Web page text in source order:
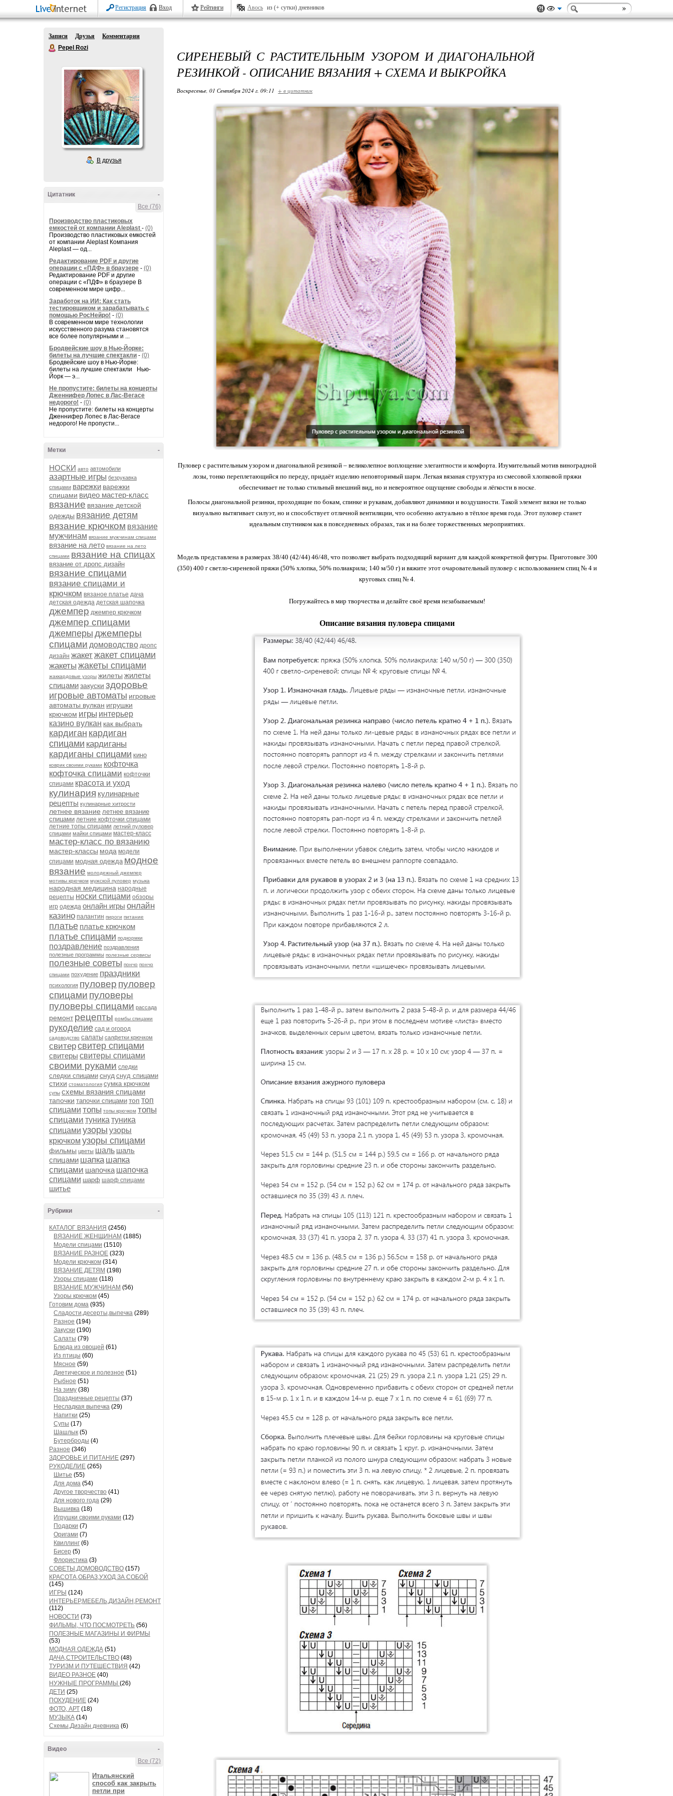
Регистрация Вход Рейтинги Авось из (+ сутки) дневников
Записи Друзья
Комментарии
Pepel Rozi
В друзья
-
Цитатник
Все (76)
Производство пластиковых
емкостей от компании Aleplast - (0)
Производство пластиковых емкостей
от компании Aleplast Компания
Aleplast — од...
Редактирование PDF и другие
операции с «ПДФ» в браузере - (0)
Редактирование PDF и другие
операции с «ПДФ» в браузере В
современном мире цифр...
Заработок на ИИ: Как стать
тестировщиком и зарабатывать с
помощью РосНейро! - (0)
В современном мире технологии
искусственного разума становятся
все более популярными и ...
Бродвейские шоу в Нью-Йорке:
билеты на лучшие спектакли - (0)
Бродвейские шоу в Нью-Йорке:
билеты на лучшие спектакли Нью-
Йорк — э...
Не пропустите: билеты на концерты
Дженнифер Лопес в Лас-Вегасе
недорого! - (0)
Не пропустите: билеты на концерты
Дженнифер Лопес в Лас-Вегасе
недорого! Не пропусти...
-
Метки
НОСКИ авто автомобили
азартные игры безрукавка
спицами варежки варежки
спицами видео мастер-класс
вязание вязание детской
одежды вязание детям
вязание крючком вязание
мужчинам вязание мужчинам спицами
вязание на лето вязание на лето
спицами вязание на спицах
вязание от дропс дизайн
вязание спицами
вязание спицами и
крючком вязаное платье дача
детская одежда детская шапочка
джемпер джемпер крючком
джемпер спицами
джемперы джемперы
спицами домоводство дропс
дизайн жакетжакет спицами
жакеты жакеты спицами
жаккардовые узоры жилеты жилеты
спицамизакуски здоровье
игровые автоматы игровые
автоматы вулкан игрушки
крючком игры интерьер
казино вулкан как выбрать
кардиган кардиган
спицами кардиганы
кардиганы спицами кино
коврик своими руками кофточка
кофточка спицами кофточки
спицами красота и уход
кулинария кулинарные
рецепты кулинарные хитрости
летнее вязание летнее вязание
спицами летние кофточки спицами
летние топы спицами летний пуловер
спицами майки спицами мастер-класс
мастер-класс по вязанию
мастер-классы мода модели
спицами модная одежда модное
вязание молодежный джемпер
мотивы крючком мужской пуловер музыка
народная медицина народные
рецепты носки спицами обзоры
игр одежда онлайн игры онлайн
казино палантин пироги питание
платье платье крючком
платье спицами подкормки
поздравление поздравления
полезные программы полезные сервисы
полезные советы пончо пончо
спицами похудение праздники
психология пуловер пуловер
спицами пуловеры
пуловеры спицами рассада
ремонт рецепты ромбы спицами
рукоделие сад и огород
садоводство салаты салфетки крючком
свитерсвитер спицами
свитеры свитеры спицами
своими руками следки
следки спицами снуд снуд спицами
стихи стоматология сумка крючком
супы схемы вязания спицами
тапочки тапочки спицами топ топ
спицами топы топы крючком топы
спицами туника туника
спицами узоры узоры
крючком узоры спицами
фильмы цветы шаль шаль
спицами шапка шапка
спицами шапочка шапочка
спицами шарф шарф спицами
шитье
-
Рубрики
КАТАЛОГ ВЯЗАНИЯ (2456)
ВЯЗАНИЕ ЖЕНЩИНАМ (1885)
Модели спицами (1510)
ВЯЗАНИЕ РАЗНОЕ (323)
Модели крючком (314)
ВЯЗАНИЕ ДЕТЯМ (198)
Узоры спицами (118)
ВЯЗАНИЕ МУЖЧИНАМ (56)
Узоры крючком (45)
Готовим дома (935)
Сладости,десерты,выпечка (289)
Разное (194)
Закуски (190)
Салаты (79)
Блюда из овощей (61)
Из птицы (60)
Мясное (59)
Диетическое и полезное (51)
Рыбное (51)
На зиму (38)
Праздничные рецепты (37)
Несладкая выпечка (29)
Напитки (25)
Супы (17)
Шашлык (5)
Бутерброды (4)
Разное (346)
ЗДОРОВЬЕ И ПИТАНИЕ (297)
РУКОДЕЛИЕ (265)
Шитье (55)
Для дома (54)
Другое творчество (41)
Для нового года (29)
Вышивка (18)
Игрушки своими руками (12)
Подарки (7)
Оригами (7)
Квиллинг (6)
Бисер (5)
Флористика (3)
СОВЕТЫ,ДОМОВОДСТВО (157)
КРАСОТА,ОБРАЗ,УХОД ЗА СОБОЙ
(145)
ИГРЫ (124)
ИНТЕРЬЕР,МЕБЕЛЬ,ДИЗАЙН,РЕМОНТ
(112)
НОВОСТИ (73)
ФИЛЬМЫ, ЧТО ПОСМОТРЕТЬ (56)
ПОЛЕЗНЫЕ МАГАЗИНЫ И ФИРМЫ
(53)
МОДНАЯ ОДЕЖДА (51)
ДАЧА,СТРОИТЕЛЬСТВО (48)
ТУРИЗМ И ПУТЕШЕСТВИЯ (42)
ВИДЕО РАЗНОЕ (40)
НУЖНЫЕ ПРОГРАММЫ (26)
ДЕТИ (25)
ПОХУДЕНИЕ (24)
ФОТО, АРТ (18)
МУЗЫКА (14)
Схемы,Дизайн дневника (6)
-
Видео
Все (72)
Итальянский
способ как закрыть
петли при
СИРЕНЕВЫЙ С РАСТИТЕЛЬНЫМ УЗОРОМ И ДИАГОНАЛЬНОЙ
РЕЗИНКОЙ - ОПИСАНИЕ ВЯЗАНИЯ + СХЕМА И ВЫКРОЙКА
Воскресенье, 01 Сентября 2024 г. 09:11 + в цитатник
Пуловер с растительным узором и диагональной резинкой – великолепное воплощение элегантности и комфорта. Изумительный мотив виноградной
лозы, тонко переплетающийся по переду, придаёт изделию неповторимый шарм. Легкая вязаная структура из смесовой хлопковой пряжи
обеспечивает не только стильный внешний вид, но и невероятное ощущение свободы и лёгкости в носке.
Полосы диагональной резинки, проходящие по бокам, спинке и рукавам, добавляют динамики и воздушности. Такой элемент вязки не только
визуально вытягивает силуэт, но и способствует отличной вентиляции, что особенно актуально в тёплое время года. Этот пуловер станет
идеальным спутником как в повседневных образах, так и на более торжественных мероприятиях.
Модель представлена в размерах 38/40 (42/44) 46/48, что позволяет выбрать подходящий вариант для каждой конкретной фигуры. Приготовьте 300
(350) 400 г светло-сиреневой пряжи (50% хлопка, 50% полиакрила; 140 м/50 г) и вяжите этот очаровательный пуловер с использованием спиц № 4 и
круговых спиц № 4.
Погружайтесь в мир творчества и делайте своё время незабываемым!
Описание вязания пуловера спицами